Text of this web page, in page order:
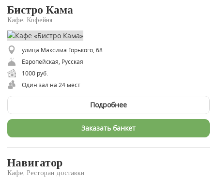
Бистро Кама
Кафе, Кофейня
улица Максима Горького, 68
Европейская, Русская
1000 руб.
Один зал на 24 мест
Подробнее
Заказать банкет
Навигатор
Кафе, Ресторан доставки